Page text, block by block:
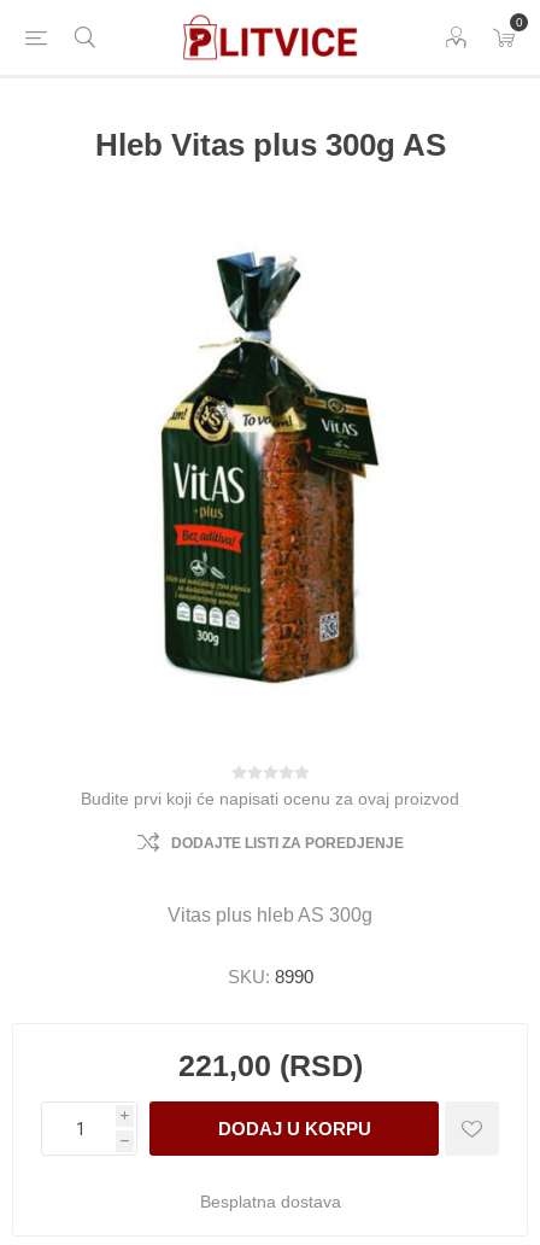
0
Hleb Vitas plus 300g AS
Budite prvi koji će napisati ocenu za ovaj proizvod
DODAJTE LISTI ZA POREDJENJE
Vitas plus hleb AS 300g
SKU: 8990
221,00 (RSD)
i
h
Besplatna dostava